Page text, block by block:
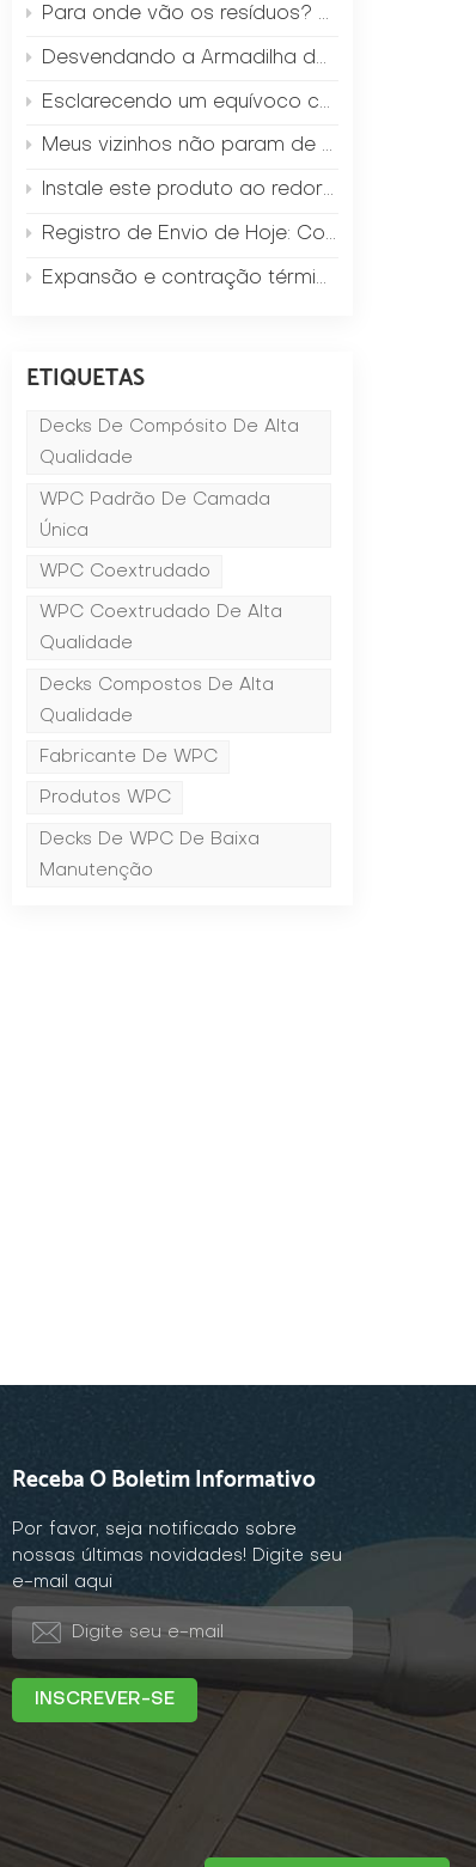
Para onde vão os resíduos? Conheça o sistema de reciclagem "Zero Resíduos" da nossa fábrica.
Desvendando a Armadilha do Preço Baixo: Por que as placas de WPC que são US$ 2 mais baratas por metro quadrado acabam custando aos empreiteiros US$ 20 a mais em despesas pós-venda?
Esclarecendo um equívoco comum: o WPC é realmente impossível de cortar?
Meus vizinhos não param de me perguntar: Onde você comprou essa cerca de jardim? (Uma solução de WPC de baixo custo)
Instale este produto ao redor da sua piscina para reduzir em 90% o risco de crianças escorregarem (Resultados de testes antiderrapantes).
Registro de Envio de Hoje: Como um contêiner de 40 pés foi preenchido com piso WPC em apenas 2 horas?
Expansão e contração térmica de pisos compostos de madeira e plástico: o custo real de 3 erros de instalação.
ETIQUETAS
Decks De Compósito De Alta
Qualidade
WPC Padrão De Camada
Única
WPC Coextrudado
WPC Coextrudado De Alta
Qualidade
Decks Compostos De Alta
Qualidade
Fabricante De WPC
Produtos WPC
Decks De WPC De Baixa
Manutenção
Receba O Boletim Informativo
Por favor, seja notificado sobre
nossas últimas novidades! Digite seu
e-mail aqui